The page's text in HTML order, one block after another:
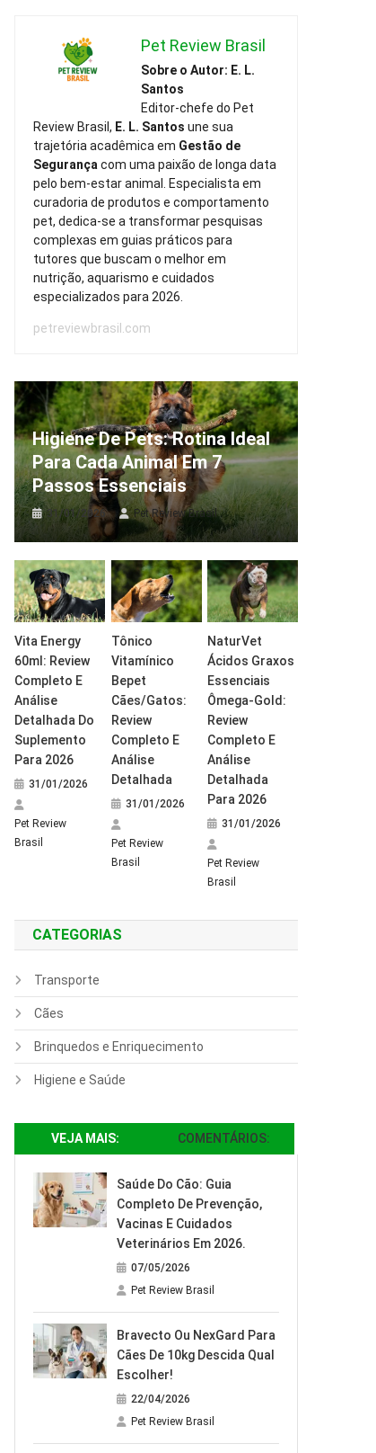
Pet Review Brasil
Sobre o Autor: E. L.
Santos
Editor-chefe do Pet
Review Brasil, E. L. Santos une sua
trajetória acadêmica em Gestão de
Segurançacom uma paixão de longa data
pelo bem-estar animal. Especialista em
curadoria de produtos e comportamento
pet, dedica-se a transformar pesquisas
complexas em guias práticos para
tutores que buscam o melhor em
nutrição, aquarismo e cuidados
especializados para 2026.
petreviewbrasil.com
Higiene De Pets: Rotina Ideal
Para Cada Animal Em 7
Passos Essenciais
31/01/2026 Pet Review Brasil
Vita Energy
60ml: Review
Completo E
Análise
Detalhada Do
Suplemento
Para 2026
31/01/2026
Pet Review
Brasil
Tônico
Vitamínico
Bepet
Cães/Gatos:
Review
Completo E
Análise
Detalhada
31/01/2026
Pet Review
Brasil
NaturVet
Ácidos Graxos
Essenciais
Ômega-Gold:
Review
Completo E
Análise
Detalhada
Para 2026
31/01/2026
Pet Review
Brasil
CATEGORIAS
Transporte
Cães
Brinquedos e Enriquecimento
Higiene e Saúde
VEJA MAIS: COMENTÁRIOS:
Saúde Do Cão: Guia
Completo De Prevenção,
Vacinas E Cuidados
Veterinários Em 2026.
07/05/2026
Pet Review Brasil
Bravecto Ou NexGard Para
Cães De 10kg Descida Qual
Escolher!
22/04/2026
Pet Review Brasil